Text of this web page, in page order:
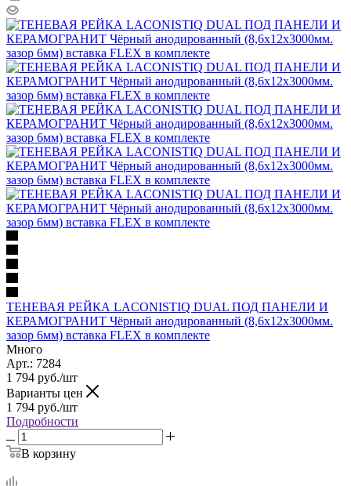
ТЕНЕВАЯ РЕЙКА LACONISTIQ DUAL ПОД ПАНЕЛИ И
КЕРАМОГРАНИТ Чёрный анодированный (8,6х12х3000мм.
зазор 6мм) вставка FLEX в комплекте
Много
Арт.: 7284
1 794 руб./шт
Варианты цен
1 794 руб./шт
Подробности
В корзину